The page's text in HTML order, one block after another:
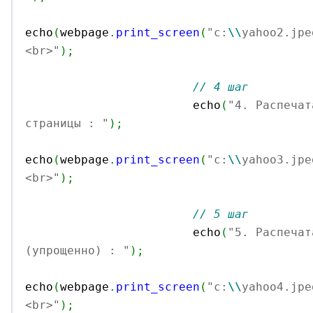
echo (webpage . print_screen ( "c: \\
<br>" ) ;
// 4 шаг
			echo
( "4.
страницы : " ) ;
echo (webpage . print_screen ( "c: \\
<br>" ) ;
// 5 шаг
			echo
( "5.
(упрощенно) : " ) ;
echo (webpage . print_screen ( "c: \\
<br>" ) ;